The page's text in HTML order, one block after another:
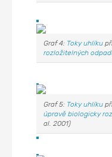
Graf 4: Toky uhlíku
rozložitelných
Graf 5: Toky uhlíku
úpravě biologicky
al. 2001)